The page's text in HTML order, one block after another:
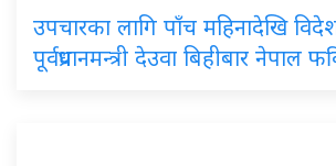
उपचारका लागि पाँच महिनादेखि
पूर्वप्रधानमन्त्री देउवा बिहीबार नेपाल